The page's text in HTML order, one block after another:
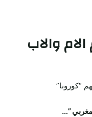
والاب
“كورونا”
”…